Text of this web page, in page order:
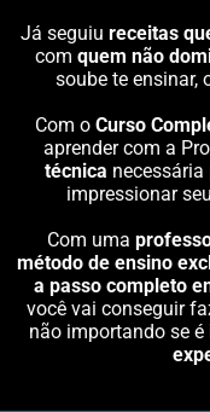
Já seguiu receitas
com quem não
soube te ensinar,
Com o Curso
aprender com a
técnica
impressionar
Com uma
método de ensino
a passo completo
você vai conseguir
não importando se é